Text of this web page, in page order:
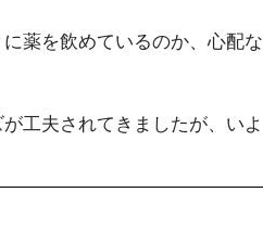
薬を飲めているのか、心配な
工夫されてきましたが、いよ